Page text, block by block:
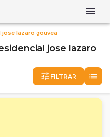
jose lazaro gouvea
jose lazaro
FILTRAR